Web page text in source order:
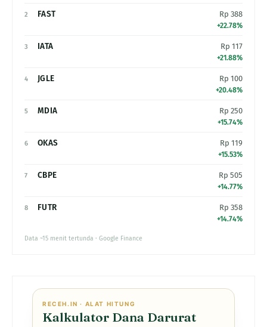
2 FAST Rp 388
+22.78%
3 IATA Rp 117
+21.88%
4 JGLE Rp 100
+20.48%
5 MDIA Rp 250
+15.74%
6 OKAS Rp 119
+15.53%
7 CBPE Rp 505
+14.77%
8 FUTR Rp 358
+14.74%
Data ~15 menit tertunda · Google Finance
RECEH.IN · ALAT HITUNG
Kalkulator Dana Darurat